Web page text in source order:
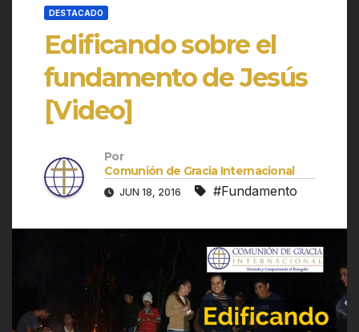
DESTACADO
Edificando sobre el
fundamento de Jesús
[Video]
Por
Comunión de Gracia Internacional
JUN 18, 2016 #Fundamento